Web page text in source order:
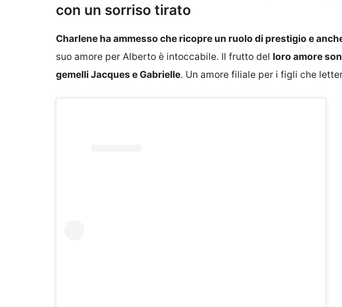
con un sorriso tirato
Charlene ha ammesso che ricopre un ruolo di prestigio e
suo amore per Alberto è intoccabile. Il frutto del loro amore
gemelli Jacques e Gabrielle. Un amore filiale per i figli che